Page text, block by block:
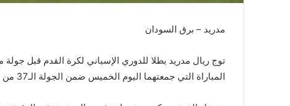
مدريد – برق السودان
المباراة التي جمعتهما اليوم الخميس ضمن الجولة الـ37 من “الليغا”.